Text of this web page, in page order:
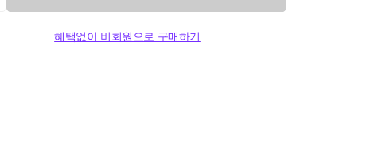
혜택없이 비회원으로 구매하기